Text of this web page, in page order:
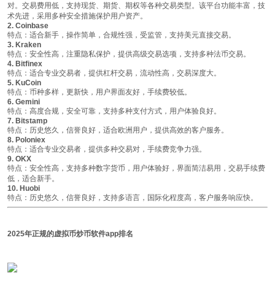
对。交易费用低，支持现货、期货、期权等各种交易类型。该平台功能丰富，技
术先进，采用多种安全措施保护用户资产。
2. Coinbase
特点 ：适合新手，操作简单，合规性强，受监管，支持美元直接交易。
3. Kraken
特点 ：安全性高，注重隐私保护，提供高级交易选项，支持多种法币交易。
4. Bitfinex
特点 ：适合专业交易者，提供杠杆交易，流动性高，交易深度大。
5. KuCoin
特点 ：币种多样，更新快，用户界面友好，手续费较低。
6. Gemini
特点 ：高度合规，安全可靠，支持多种支付方式，用户体验良好。
7. Bitstamp
特点 ：历史悠久，信誉良好，适合欧洲用户，提供高效的客户服务。
8. Poloniex
特点 ：适合专业交易者，提供多种交易对，手续费竞争力强。
9. OKX
特点 ：安全性高，支持多种数字货币，用户体验好，界面简洁易用，交易手续费
低，适合新手。
10. Huobi
特点 ：历史悠久，信誉良好，支持多语言，国际化程度高，客户服务响应快。
2025年正规的虚拟币炒币软件app排名